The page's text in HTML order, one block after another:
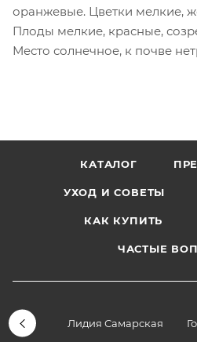
оранжевые. Цветки мелкие,
Плоды мелкие, красные,
Место солнечное, к почве
КАТАЛОГ
УХОД И СОВЕТЫ
КАК КУПИТЬ
ЧАСТЫЕ
Лидия Самарская